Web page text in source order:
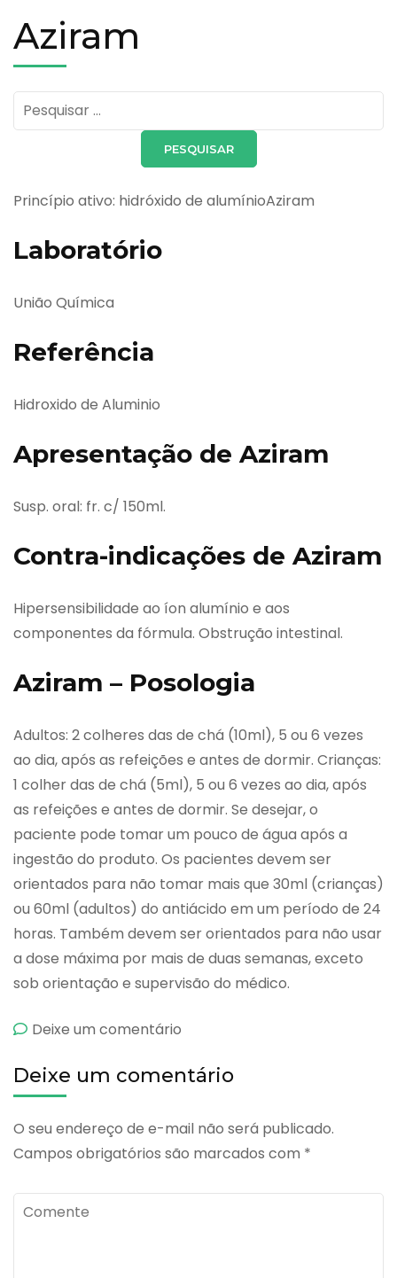
Aziram
Pesquisar
por:
Princípio ativo: hidróxido de alumínioAziram
Laboratório
União Química
Referência
Hidroxido de Aluminio
Apresentação de Aziram
Susp. oral: fr. c/ 150ml.
Contra-indicações de Aziram
Hipersensibilidade ao íon alumínio e aos
componentes da fórmula. Obstrução intestinal.
Aziram – Posologia
Adultos: 2 colheres das de chá (10ml), 5 ou 6 vezes
ao dia, após as refeições e antes de dormir. Crianças:
1 colher das de chá (5ml), 5 ou 6 vezes ao dia, após
as refeições e antes de dormir. Se desejar, o
paciente pode tomar um pouco de água após a
ingestão do produto. Os pacientes devem ser
orientados para não tomar mais que 30ml (crianças)
ou 60ml (adultos) do antiácido em um período de 24
horas. Também devem ser orientados para não usar
a dose máxima por mais de duas semanas, exceto
sob orientação e supervisão do médico.
Deixe um comentário
Deixe um comentário
O seu endereço de e-mail não será publicado.
Campos obrigatórios são marcados com *
Comente